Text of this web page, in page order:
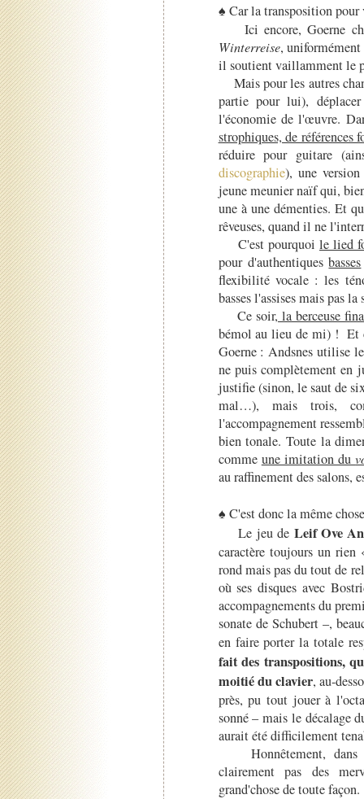
♠ Car la transposition pour
Ici encore, Goerne
Winterreise,
il soutient vaillamment le
Mais pour les autres
partie pour lui),
l'économie de l'œuvre.
strophiques, de références
réduire pour guitare
discographie), une
jeune meunier naïf qui,
une à une démenties. Et
rêveuses, quand il ne
C'est pourquoile lied
pour d'authentiquesbasses
flexibilité vocale : les
basses l'assises mais pas
Ce soir, la berceuse
bémol au lieu de mi) ! Et
Goerne : Andsnes utilise
ne puis complètement en
justifie (sinon, le saut de
mal…), mais trois,
l'accompagnement
bien tonale. Toute la
comme une imitation du
au raffinement des salons,
♠ C'est donc la même
Le jeu de Leif Ove
caractère toujours un rien
rond mais pas du tout de
où ses disques avec
accompagnements du
sonate de Schubert –,
en faire porter la totale
fait des transpositions,
moitié du clavier, au-
près, pu tout jouer à
sonné – mais le décalage
aurait été difficilement
Honnêtement, dans
clairement pas des
grand'chose de toute façon.